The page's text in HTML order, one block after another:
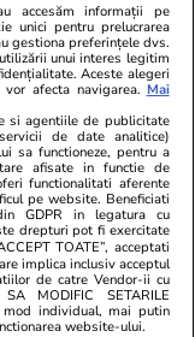
accesăm informații pe
unici pentru prelucrarea
gestiona preferințele dvs.
unui interes legitim
Aceste alegeri
afecta navigarea. Mai
si agentiile de publicitate
de date analitice)
sa functioneze, pentru a
afisate in functie de
functionalitati aferente
pe website. Beneficiati
GDPR in legatura cu
drepturi pot fi exercitate
TOATE”, acceptati
implica inclusiv acceptul
de catre Vendor-ii cu
MODIFIC SETARILE
mod individual, mai putin
website-ului.